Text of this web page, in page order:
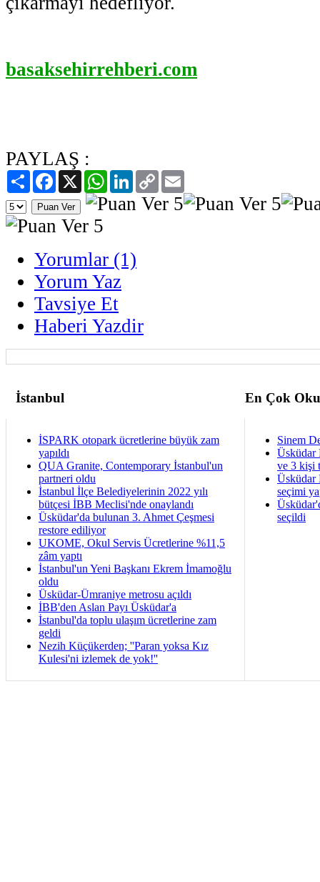
basaksehirrehberi.com
PAYLAŞ :
PaylaşFacebook
X WhatsAppLinkedIn
Copy
Link
Yorumlar (1)
Yorum Yaz
Tavsiye Et
Haberi Yazdir
İstanbul En Çok
İSPARK otopark ücretlerine büyük zam
yapıldı
QUA Granite, Contemporary İstanbul'un
partneri oldu
İstanbul İlçe Belediyelerinin 2022 yılı
bütçesi İBB Meclisi'nde onaylandı
Üsküdar'da bulunan 3. Ahmet Çeşmesi
restore ediliyor
UKOME, Okul Servis Ücretlerine %11,5
zâm yaptı
İstanbul'un Yeni Başkanı Ekrem İmamoğlu
oldu
Üsküdar-Ümraniye metrosu açıldı
İBB'den Aslan Payı Üsküdar'a
İstanbul'da toplu ulaşım ücretlerine zam
geldi
Nezih Küçükerden; ''Paran yoksa Kız
Kulesi'ni izlemek de yok!''
Sinem
Üsküdar
ve 3 kişi
Üsküdar
seçimi
seçildi